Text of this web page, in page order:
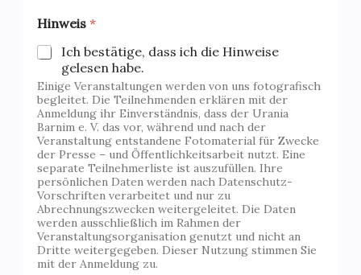
t
n
V
e
r
a
n
s
t
a
l
t
u
n
g
Hinweis *
Ich bestätige, dass ich die Hinweise
gelesen habe.
Einige Veranstaltungen werden von uns fotografisch
begleitet. Die Teilnehmenden erklären mit der
Anmeldung ihr Einverständnis, dass der Urania
Barnim e. V. das vor, während und nach der
Veranstaltung entstandene Fotomaterial für Zwecke
der Presse – und Öffentlichkeitsarbeit nutzt. Eine
separate Teilnehmerliste ist auszufüllen. Ihre
persönlichen Daten werden nach Datenschutz-
Vorschriften verarbeitet und nur zu
Abrechnungszwecken weitergeleitet. Die Daten
werden ausschließlich im Rahmen der
Veranstaltungsorganisation genutzt und nicht an
Dritte weitergegeben. Dieser Nutzung stimmen Sie
mit der Anmeldung zu.